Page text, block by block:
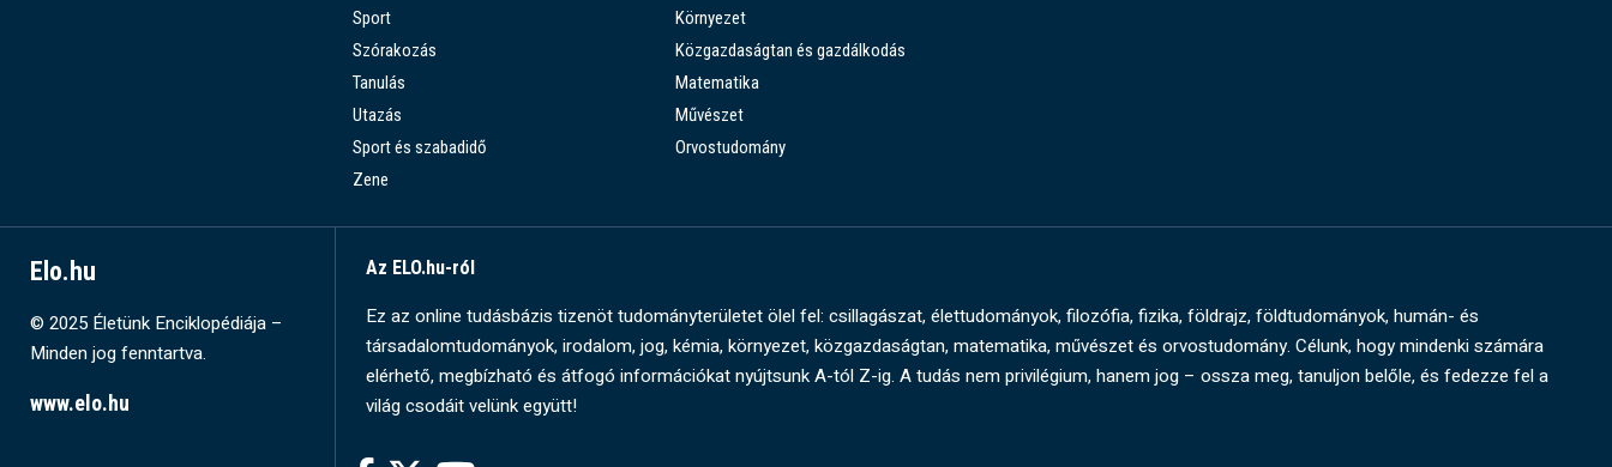
Sport
Szórakozás
Tanulás
Utazás
Sport és szabadidő
Zene
Környezet
Közgazdaságtan és gazdálkodás
Matematika
Művészet
Orvostudomány
Elo.hu
© 2025 Életünk Enciklopédiája –
Minden jog fenntartva.
www.elo.hu
Az ELO.hu-ról
Ez az online tudásbázis tizenöt tudományterületet ölel fel: csillagászat, élettudományok, filozófia, fizika, földrajz, földtudományok, humán- és
társadalomtudományok, irodalom, jog, kémia, környezet, közgazdaságtan, matematika, művészet és orvostudomány. Célunk, hogy mindenki számára
elérhető, megbízható és átfogó információkat nyújtsunk A-tól Z-ig. A tudás nem privilégium, hanem jog – ossza meg, tanuljon belőle, és fedezze fel a
világ csodáit velünk együtt!